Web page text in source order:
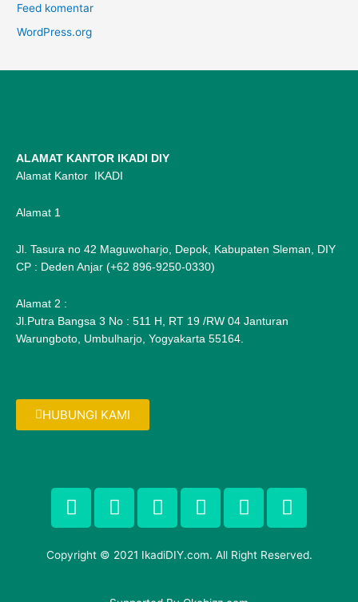
Feed komentar
WordPress.org
ALAMAT KANTOR IKADI DIY
Alamat Kantor IKADI
Alamat 1
Jl. Tasura no 42 Maguwoharjo, Depok, Kabupaten Sleman, DIY
CP : Deden Anjar (+62 896-9250-0330)
Alamat 2 :
Jl.Putra Bangsa 3 No : 511 H, RT 19 /RW 04 Janturan
Warungboto, Umbulharjo, Yogyakarta 55164.
HUBUNGI KAMI
F
a
c
e
b
T
w
i
t
G
o
o
g
P
i
n
t
I
n
s
t
a
F
l
i
c
Copyright © 2021 IkadiDIY.com. All Right Reserved.